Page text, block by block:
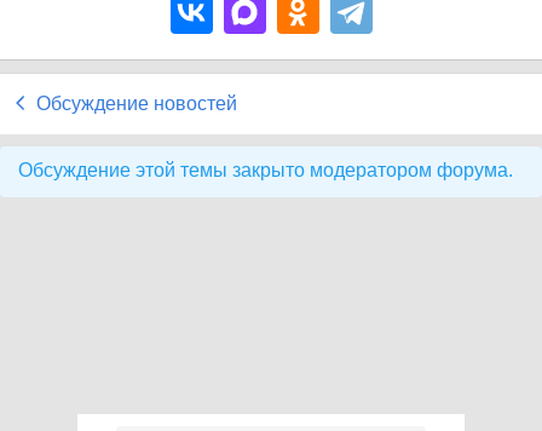
Обсуждение новостей
Обсуждение этой темы закрыто модератором форума.